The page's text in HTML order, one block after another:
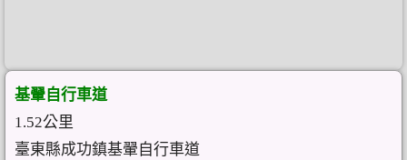
基翬自行車道
1.52公里
臺東縣成功鎮基翬自行車道